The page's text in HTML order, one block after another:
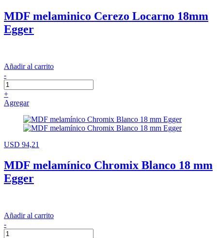
MDF melaminico Cerezo Locarno 18mm
Egger
Añadir al carrito
-
+
Agregar
USD 94,21
MDF melamínico Chromix Blanco 18 mm
Egger
Añadir al carrito
-